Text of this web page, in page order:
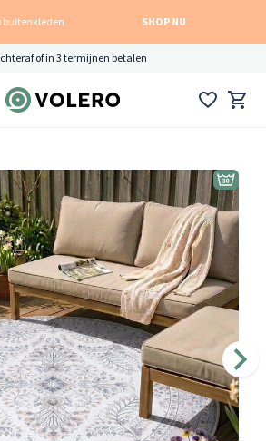
buitenkleden SHOP NU
of in 3 termijnen betalen